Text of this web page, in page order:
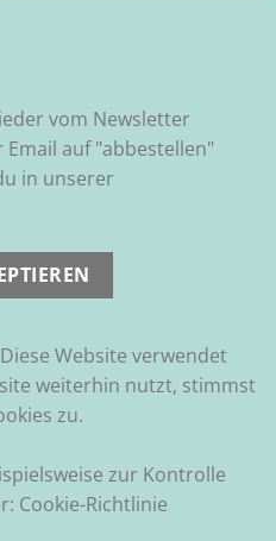
vom Newsletter
auf "abbestellen"
in unserer
Website verwendet
weiterhin nutzt, stimmst
zu.
zur Kontrolle
Cookie-Richtlinie